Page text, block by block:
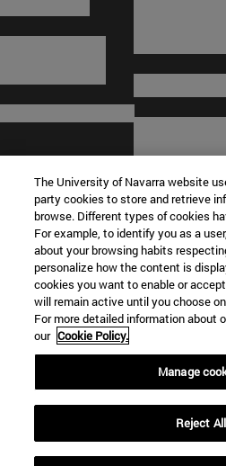
© Universidad de Navarra
Información legal
Términos y condiciones
Accesibilidad
Configuración de cookies
Localizador de campus
The University of Navarra website
party cookies to store and retrieve
browse. Different types of cookies
For example, to identify you as a
about your browsing habits
personalize how the content is
cookies you want to enable or
will remain active until you choose
For more detailed information about
our Cookie Policy.
Manage
Reject All